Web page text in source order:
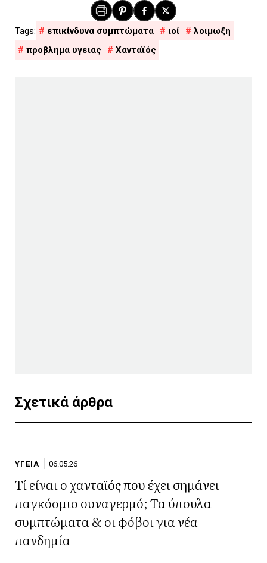
επικίνδυνα συμπτώματα ιοί
λοιμωξη
προβλημα υγειας
Χανταϊός
Σχετικά άρθρα
ΥΓΕΙΑ 06.05.26
Τί είναι ο χανταϊός που έχει σημάνει
παγκόσμιο συναγερμό; Τα ύπουλα
συμπτώματα & οι φόβοι για νέα
πανδημία